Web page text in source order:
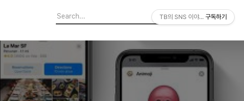
TB의 SNS 이야기 구독하기